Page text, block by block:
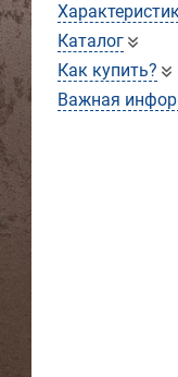
Каталог
Как купить?
Важная